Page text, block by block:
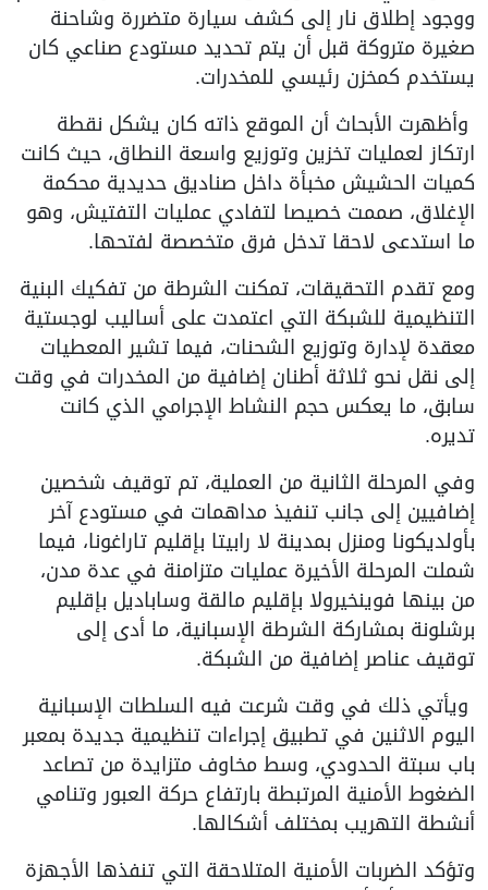
ووجود إطلاق نار إلى كشف سيارة متضررة وشاحنة
صغيرة متروكة قبل أن يتم تحديد مستودع صناعي كان
يستخدم كمخزن رئيسي للمخدرات.
وأظهرت الأبحاث أن الموقع ذاته كان يشكل نقطة
ارتكاز لعمليات تخزين وتوزيع واسعة النطاق، حيث كانت
كميات الحشيش مخبأة داخل صناديق حديدية محكمة
الإغلاق، صممت خصيصا لتفادي عمليات التفتيش، وهو
ما استدعى لاحقا تدخل فرق متخصصة لفتحها.
ومع تقدم التحقيقات، تمكنت الشرطة من تفكيك البنية
التنظيمية للشبكة التي اعتمدت على أساليب لوجستية
معقدة لإدارة وتوزيع الشحنات، فيما تشير المعطيات
إلى نقل نحو ثلاثة أطنان إضافية من المخدرات في وقت
سابق، ما يعكس حجم النشاط الإجرامي الذي كانت
تديره.
وفي المرحلة الثانية من العملية، تم توقيف شخصين
إضافيين إلى جانب تنفيذ مداهمات في مستودع آخر
بأولديكونا ومنزل بمدينة لا رابيتا بإقليم تاراغونا، فيما
شملت المرحلة الأخيرة عمليات متزامنة في عدة مدن،
من بينها فوينخيرولا بإقليم مالقة وساباديل بإقليم
برشلونة بمشاركة الشرطة الإسبانية، ما أدى إلى
توقيف عناصر إضافية من الشبكة.
ويأتي ذلك في وقت شرعت فيه السلطات الإسبانية
اليوم الاثنين في تطبيق إجراءات تنظيمية جديدة بمعبر
باب سبتة الحدودي، وسط مخاوف متزايدة من تصاعد
الضغوط الأمنية المرتبطة بارتفاع حركة العبور وتنامي
أنشطة التهريب بمختلف أشكالها.
وتؤكد الضربات الأمنية المتلاحقة التي تنفذها الأجهزة